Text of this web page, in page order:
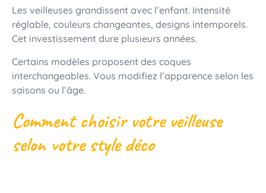
Les veilleuses grandissent avec l’enfant. Intensité
réglable, couleurs changeantes, designs intemporels.
Cet investissement dure plusieurs années.
Certains modèles proposent des coques
interchangeables. Vous modifiez l’apparence selon les
saisons ou l’âge.
Comment choisir votre veilleuse
selon votre style déco